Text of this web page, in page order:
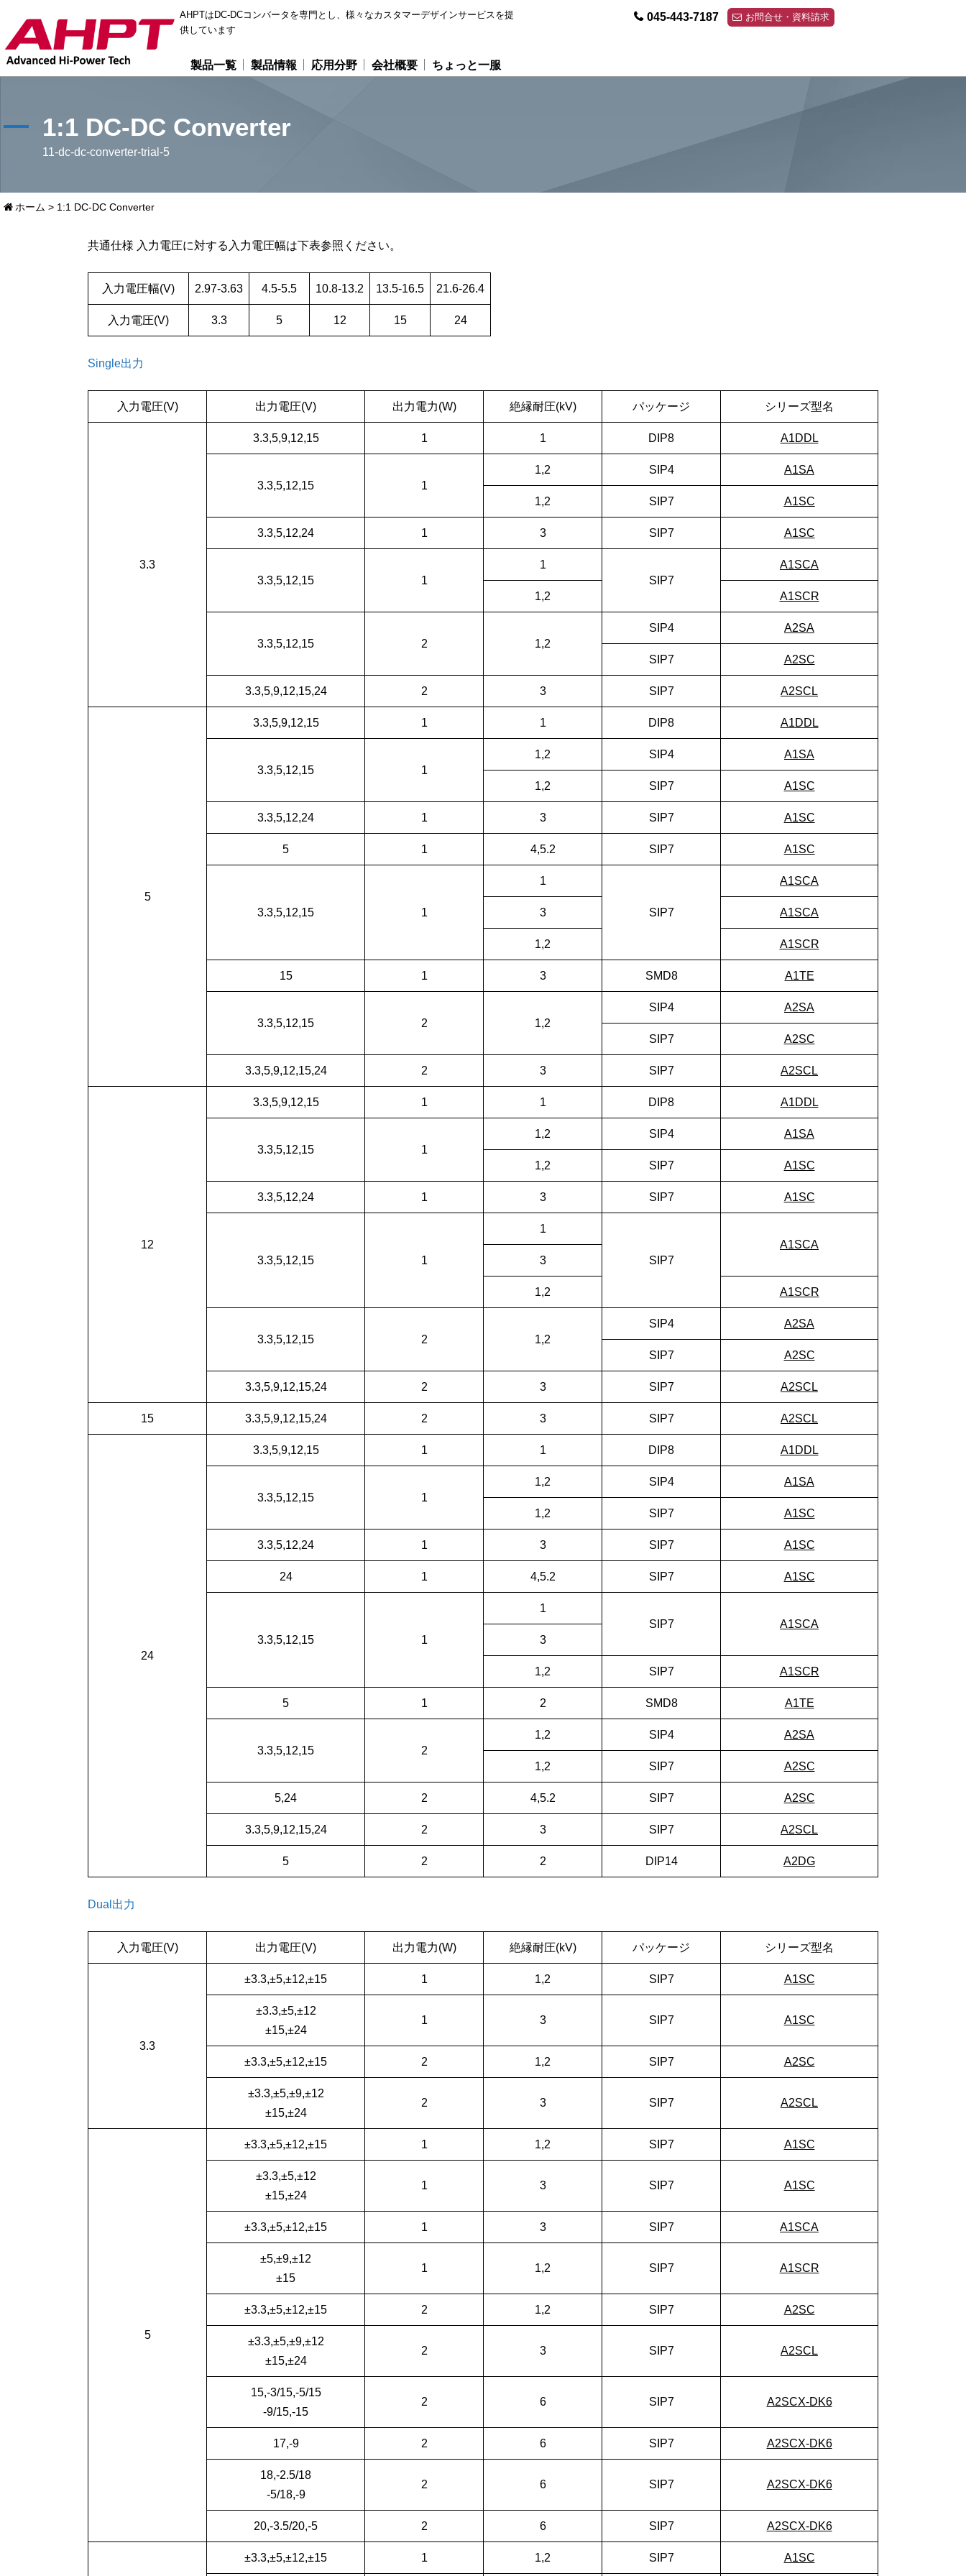
AHPTはDC-DCコンバータを専門とし、様々なカスタマーデザインサービスを提
供しています
製品一覧 製品情報 応用分野 会社概要 ちょっと一服
045-443-7187 お問合せ・資料請求
1:1 DC-DC Converter
11-dc-dc-converter-trial-5
ホーム > 1:1 DC-DC Converter
共通仕様 入力電圧に対する入力電圧幅は下表参照ください。
入力電圧幅(V) 2.97-3.63 4.5-5.5 10.8-13.2 13.5-16.5 21.6-26.4
入力電圧(V) 3.3 5 12 15 24
Single出力
入力電圧(V) 出力電圧(V) 出力電力(W) 絶縁耐圧(kV) パッケージ シリーズ型名
3.3
3.3,5,9,12,15 1 1 DIP8 A1DDL
3.3,5,12,15 1
1,2 SIP4 A1SA
1,2 SIP7 A1SC
3.3,5,12,24 1 3 SIP7 A1SC
3.3,5,12,15 1
1
SIP7
A1SCA
1,2 A1SCR
3.3,5,12,15 2 1,2
SIP4 A2SA
SIP7 A2SC
3.3,5,9,12,15,24 2 3 SIP7 A2SCL
5
3.3,5,9,12,15 1 1 DIP8 A1DDL
3.3,5,12,15 1
1,2 SIP4 A1SA
1,2 SIP7 A1SC
3.3,5,12,24 1 3 SIP7 A1SC
5 1 4,5.2 SIP7 A1SC
3.3,5,12,15 1
1
SIP7
A1SCA
3 A1SCA
1,2 A1SCR
15 1 3 SMD8 A1TE
3.3,5,12,15 2 1,2
SIP4 A2SA
SIP7 A2SC
3.3,5,9,12,15,24 2 3 SIP7 A2SCL
12
3.3,5,9,12,15 1 1 DIP8 A1DDL
3.3,5,12,15 1
1,2 SIP4 A1SA
1,2 SIP7 A1SC
3.3,5,12,24 1 3 SIP7 A1SC
3.3,5,12,15 1
1
SIP7
A1SCA
3
1,2 A1SCR
3.3,5,12,15 2 1,2
SIP4 A2SA
SIP7 A2SC
3.3,5,9,12,15,24 2 3 SIP7 A2SCL
15 3.3,5,9,12,15,24 2 3 SIP7 A2SCL
24
3.3,5,9,12,15 1 1 DIP8 A1DDL
3.3,5,12,15 1
1,2 SIP4 A1SA
1,2 SIP7 A1SC
3.3,5,12,24 1 3 SIP7 A1SC
24 1 4,5.2 SIP7 A1SC
3.3,5,12,15 1
1
SIP7
A1SCA
3
1,2 SIP7 A1SCR
5 1 2 SMD8 A1TE
3.3,5,12,15 2
1,2 SIP4 A2SA
1,2 SIP7 A2SC
5,24 2 4,5.2 SIP7 A2SC
3.3,5,9,12,15,24 2 3 SIP7 A2SCL
5 2 2 DIP14 A2DG
Dual出力
入力電圧(V) 出力電圧(V) 出力電力(W) 絶縁耐圧(kV) パッケージ シリーズ型名
3.3
±3.3,±5,±12,±15 1 1,2 SIP7 A1SC
±3.3,±5,±12
±15,±24
1 3 SIP7 A1SC
±3.3,±5,±12,±15 2 1,2 SIP7 A2SC
±3.3,±5,±9,±12
±15,±24
2 3 SIP7 A2SCL
5
±3.3,±5,±12,±15 1 1,2 SIP7 A1SC
±3.3,±5,±12
±15,±24
1 3 SIP7 A1SC
±3.3,±5,±12,±15 1 3 SIP7 A1SCA
±5,±9,±12
±15
1 1,2 SIP7 A1SCR
±3.3,±5,±12,±15 2 1,2 SIP7 A2SC
±3.3,±5,±9,±12
±15,±24
2 3 SIP7 A2SCL
15,-3/15,-5/15
-9/15,-15
2 6 SIP7 A2SCX-DK6
17,-9 2 6 SIP7 A2SCX-DK6
18,-2.5/18
-5/18,-9
2 6 SIP7 A2SCX-DK6
20,-3.5/20,-5 2 6 SIP7 A2SCX-DK6
±3.3,±5,±12,±15 1 1,2 SIP7 A1SC